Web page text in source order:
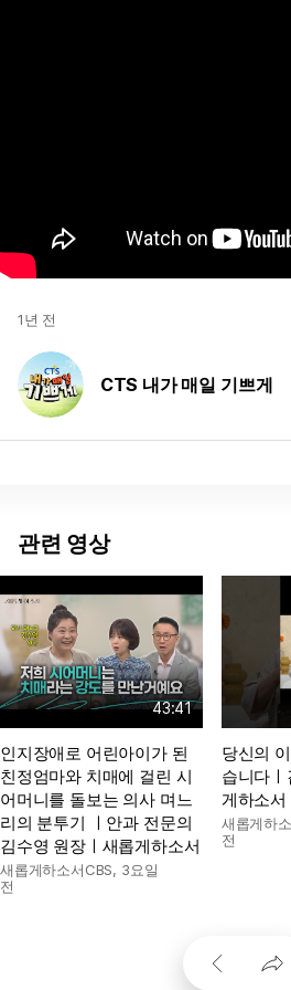
1년 전
CTS 내가 매일 기쁘게
관련 영상
43:41
인지장애로 어린아이가 된
친정엄마와 치매에 걸린 시
어머니를 돌보는 의사 며느
리의 분투기 ㅣ안과 전문의
김수영 원장ㅣ새롭게하소서
새롭게하소서CBS, 3요일
전
당신의
습니다
게하소서
새롭게하
전